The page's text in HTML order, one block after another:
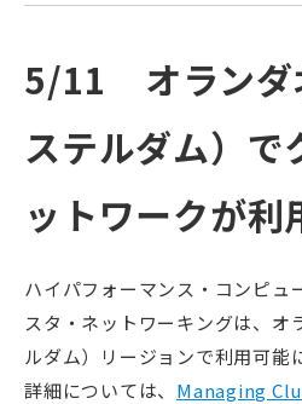
5/11 オランダ
ステルダム）で
ットワークが利
ハイパフォーマンス・コンピュ
スタ・ネットワーキングは、オ
ルダム）リージョンで利用可能
詳細については、 Managing